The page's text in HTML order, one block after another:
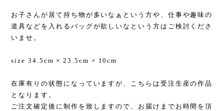
お子さんが居て持ち物が多いなぁという方や、仕事や趣味の
道具などを入れるバッグが欲しいなという方はご検討くださ
いませ。
size 34.5cm × 23.5cm × 10cm
在庫有りの状態になっていますが、こちらは受注生産の作品
となります。
ご注文確定後に制作を致しますので、お届けまでお時間を頂